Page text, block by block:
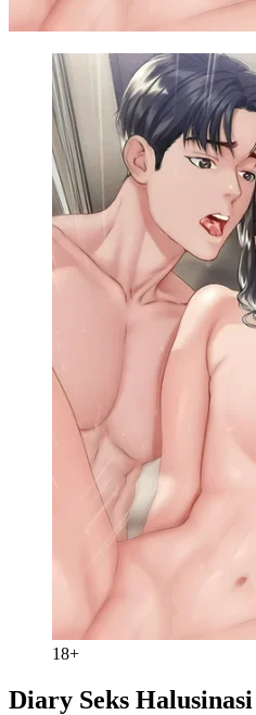
18+
Diary Seks Halusinasi